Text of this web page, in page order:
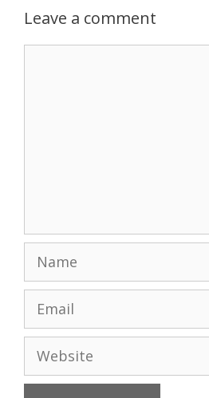
Leave a comment
Name
Email
Website